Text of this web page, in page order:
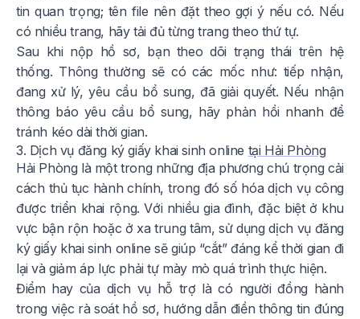
tin quan trọng; tên file nên đặt theo gợi ý nếu có. Nếu
có nhiều trang, hãy tải đủ từng trang theo thứ tự.
Sau khi nộp hồ sơ, bạn theo dõi trạng thái trên hệ
thống. Thông thường sẽ có các mốc như: tiếp nhận,
đang xử lý, yêu cầu bổ sung, đã giải quyết. Nếu nhận
thông báo yêu cầu bổ sung, hãy phản hồi nhanh để
tránh kéo dài thời gian.
3. Dịch vụ đăng ký giấy khai sinh online tại Hải Phòng
Hải Phòng là một trong những địa phương chú trọng cải
cách thủ tục hành chính, trong đó số hóa dịch vụ công
được triển khai rộng. Với nhiều gia đình, đặc biệt ở khu
vực bận rộn hoặc ở xa trung tâm, sử dụng dịch vụ đăng
ký giấy khai sinh online sẽ giúp “cắt” đáng kể thời gian đi
lại và giảm áp lực phải tự mày mò quá trình thực hiện.
Điểm hay của dịch vụ hỗ trợ là có người đồng hành
trong việc rà soát hồ sơ, hướng dẫn điền thông tin đúng